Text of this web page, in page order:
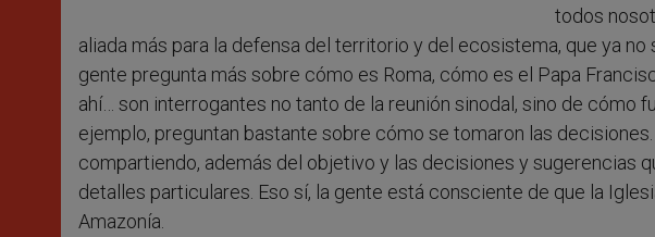
todos
aliada más para la defensa del territorio y del ecosistema, que ya no
gente pregunta más sobre cómo es Roma, cómo es el Papa
ahí… son interrogantes no tanto de la reunión sinodal, sino de cómo
ejemplo, preguntan bastante sobre cómo se tomaron las
compartiendo, además del objetivo y las decisiones y sugerencias
detalles particulares. Eso sí, la gente está consciente de que la
Amazonía.